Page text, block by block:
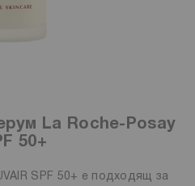
La Roche-Posay
50+
SPF 50+ е подходящ за